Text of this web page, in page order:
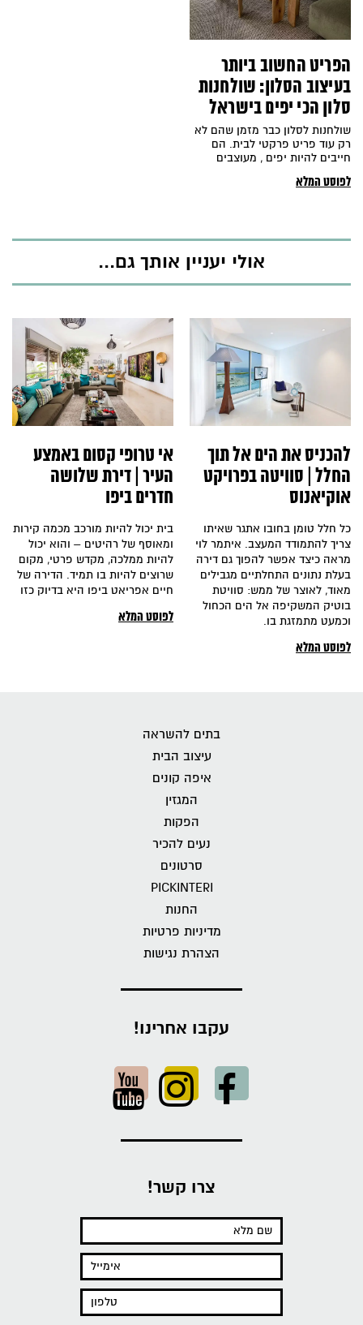
הפריט החשוב ביותר
בעיצוב הסלון: שולחנות
סלון הכי יפים בישראל
שולחנות לסלון כבר מזמן שהם לא
רק עוד פריט פרקטי לבית. הם
חייבים להיות יפים , מעוצבים
לפוסט המלא
אולי יעניין אותך גם...
אי טרופי קסום באמצע
העיר | דירת שלושה
חדרים ביפו
בית יכול להיות מורכב מכמה קירות
ומאוסף של רהיטים – והוא יכול
להיות ממלכה, מקדש פרטי, מקום
שרוצים להיות בו תמיד. הדירה של
חיים אפריאט ביפו היא בדיוק כזו
לפוסט המלא
להכניס את הים אל תוך
החלל | סוויטה בפרויקט
אוקיאנוס
כל חלל טומן בחובו אתגר שאיתו
צריך להתמודד המעצב. איתמר לוי
מראה כיצד אפשר להפוך גם דירה
בעלת נתונים התחלתיים מגבילים
מאוד, לאוצר של ממש: סוויטת
בוטיק המשקיפה אל הים הכחול
וכמעט מתמזגת בו.
לפוסט המלא
בתים להשראה
עיצוב הבית
איפה קונים
המגזין
הפקות
נעים להכיר
סרטונים
PICKINTERI
החנות
מדיניות פרטיות
הצהרת נגישות
עקבו אחרינו!
צרו קשר!